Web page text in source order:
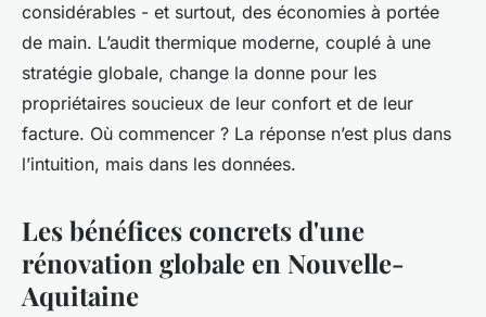
considérables - et surtout, des économies à portée
de main. L’audit thermique moderne, couplé à une
stratégie globale, change la donne pour les
propriétaires soucieux de leur confort et de leur
facture. Où commencer ? La réponse n’est plus dans
l’intuition, mais dans les données.
Les bénéfices concrets d'une
rénovation globale en Nouvelle-
Aquitaine